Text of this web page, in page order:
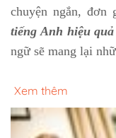
chuyện ngắn,
tiếng Anh hiệu quả
ngữ sẽ mang lại
Xem thêm